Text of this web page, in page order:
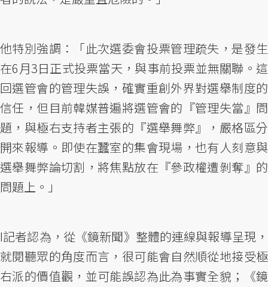
他特別強調：「此次選委會投票管理疏失，是發生
在6月3日正式投票當天，與事前投票並無關聯。這
回選管會的管理失誤，確實重創外界對選舉制度的
信任，但目前韓媒普遍將選管會的『管理失當』問
題，與極右支持者主張的『選舉舞弊』，嚴格區分
開來報導。即使在蠶室的集會現場，也有人刻意與
選舉舞弊論切割，將焦點放在『參政權遭剝奪』的
問題上。」
I記者認為，從《鏡新聞》整體的連線與報導呈現，
就閱聽眾的角度而言，很可能會自然順從地接受極
右派的價值觀，並可能誤認為此為事實全貌；《鏡